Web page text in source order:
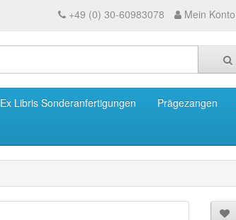
+49 (0) 30-60983078 Mein Konto
Ex Libris Sonderanfertigungen Prägezangen